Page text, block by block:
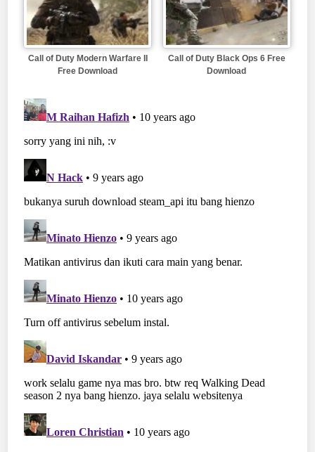
Call of Duty Modern Warfare II
Free Download
Call of Duty Black Ops 6 Free
Download